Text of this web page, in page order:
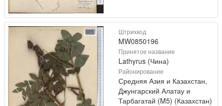
Штрихкод
MW0850196
Принятое название
Lathyrus (Чина)
Районирование
Средняя Азия и Казахстан,
Джунгарский Алатау и
Тарбагатай (M5) (Казахстан)